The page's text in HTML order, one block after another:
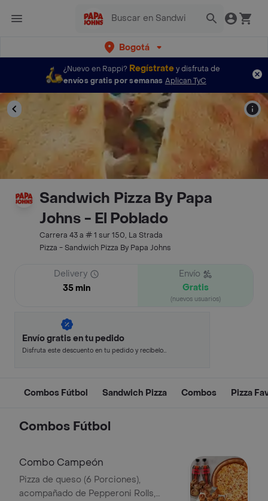
Bogotá
¿Nuevo en Rappi? Regístratey disfruta de
envíos gratis por semanas Aplican TyC
Sandwich Pizza By Papa
Johns - El Poblado
Carrera 43 a # 1 sur 150, La Strada
Pizza - Sandwich Pizza By Papa Johns
Delivery
35 min
Envío
Gratis
(nuevos usuarios)
Envío gratis en tu pedido
Disfruta este descuento en tu pedido y recíbelo
Combos Fútbol Sandwich Pizza Combos Pizza
Combos Fútbol
Combo Campeón
Pizza de queso (6 Porciones),
acompañado de Pepperoni Rolls,